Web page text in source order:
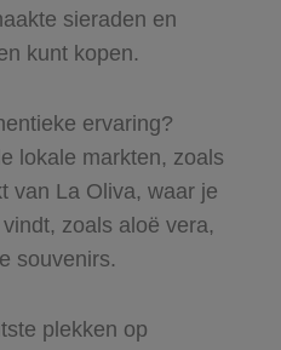
sieraden en
kunt kopen.
ervaring?
lokale markten, zoals
van La Oliva, waar je
zoals aloë vera,
souvenirs.
plekken op